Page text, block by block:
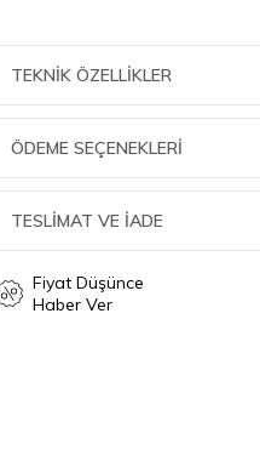
TEKNIK ÖZELLIKLER
ÖDEME SEÇENEKLERI
TESLİMAT VE İADE
Fiyat Düşünce
Haber Ver